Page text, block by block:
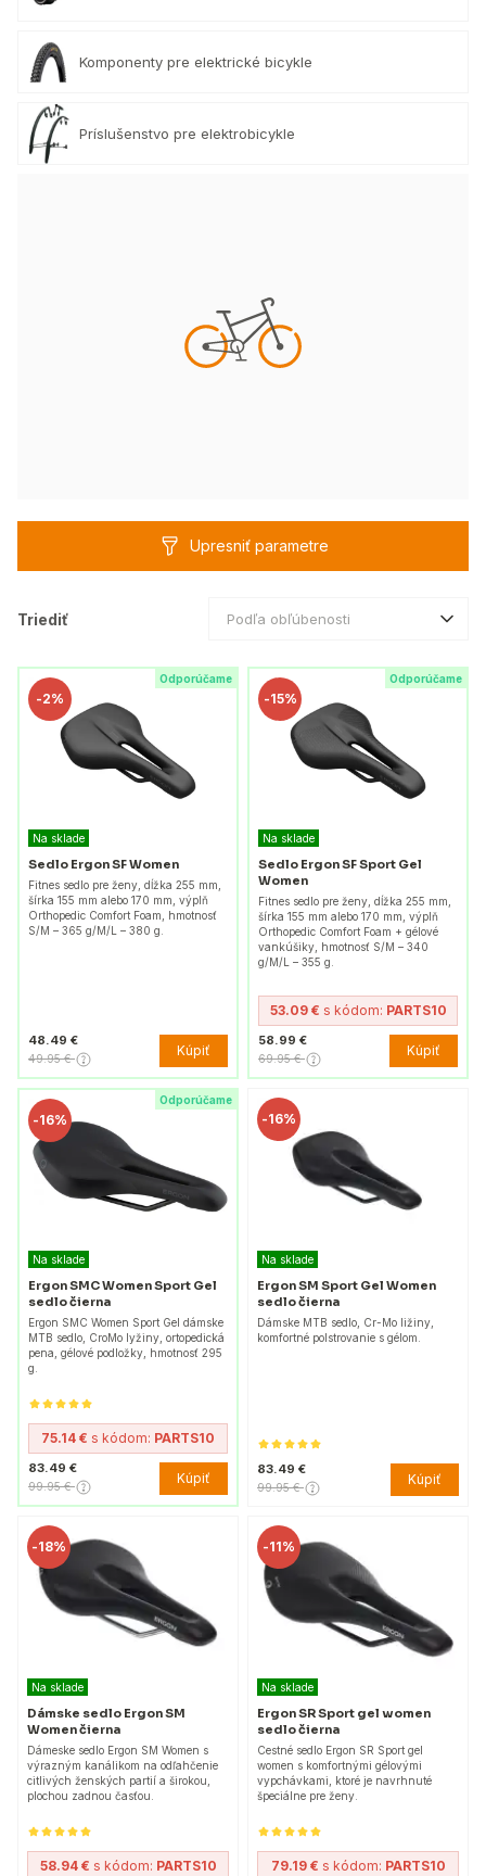
Komponenty pre elektrické bicykle
Príslušenstvo pre elektrobicykle
Upresniť parametre
Triediť Podľa obľúbenosti
Odporúčame
-2%
Na sklade
Sedlo Ergon SF Women
Fitnes sedlo pre ženy, dĺžka 255 mm,
šírka 155 mm alebo 170 mm, výplň
Orthopedic Comfort Foam, hmotnosť
S/M – 365 g/M/L – 380 g.
48.49 €
49.95 € Kúpiť
Odporúčame
-15%
Na sklade
Sedlo Ergon SF Sport Gel
Women
Fitnes sedlo pre ženy, dĺžka 255 mm,
šírka 155 mm alebo 170 mm, výplň
Orthopedic Comfort Foam + gélové
vankúšiky, hmotnosť S/M – 340
g/M/L – 355 g.
53.09 € s kódom: PARTS10
58.99 €
69.95 € Kúpiť
Odporúčame
-16%
Na sklade
Ergon SMC Women Sport Gel
sedlo čierna
Ergon SMC Women Sport Gel dámske
MTB sedlo, CroMo lyžiny, ortopedická
pena, gélové podložky, hmotnosť 295
g.
75.14 € s kódom: PARTS10
83.49 €
99.95 € Kúpiť
-16%
Na sklade
Ergon SM Sport Gel Women
sedlo čierna
Dámske MTB sedlo, Cr-Mo ližiny,
komfortné polstrovanie s gélom.
83.49 €
99.95 € Kúpiť
-18%
Na sklade
Dámske sedlo Ergon SM
Women čierna
Dámeske sedlo Ergon SM Women s
výrazným kanálikom na odľahčenie
citlivých ženských partií a širokou,
plochou zadnou časťou.
58.94 € s kódom: PARTS10
-11%
Na sklade
Ergon SR Sport gel women
sedlo čierna
Cestné sedlo Ergon SR Sport gel
women s komfortnými gélovými
vypchávkami, ktoré je navrhnuté
špeciálne pre ženy.
79.19 € s kódom: PARTS10